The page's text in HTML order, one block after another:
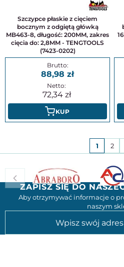
Szczypce płaskie z cięciem
bocznym z odgiętą główką
MB463-8, długość: 200MM, zakres
cięcia do: 2,8MM - TENGTOOLS
(7423-0202)
88,98
72,34
KUP
1 2
ZAPISZ SIĘ DO
Aby otrzymywać informacje o
naszym